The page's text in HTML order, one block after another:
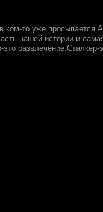
ком-то уже просыпается.А
нашей истории и
развлечение.Сталкер-